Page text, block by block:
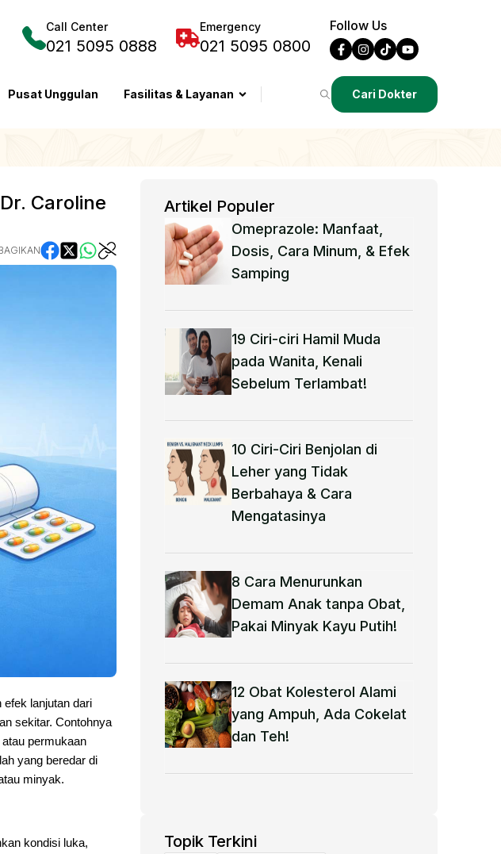
Call Center
021 5095 0888
Emergency
021 5095 0800
Follow Us
Pusat Unggulan Fasilitas & Layanan Cari Dokter
Caroline
efek lanjutan dari
sekitar. Contohnya
permukaan
yang beredar di
minyak.
kondisi luka,
Artikel Populer
Omeprazole: Manfaat,
Dosis, Cara Minum, & Efek
Samping
19 Ciri-ciri Hamil Muda
pada Wanita, Kenali
Sebelum Terlambat!
10 Ciri-Ciri Benjolan di
Leher yang Tidak
Berbahaya & Cara
Mengatasinya
8 Cara Menurunkan
Demam Anak tanpa Obat​,
Pakai Minyak Kayu Putih!
12 Obat Kolesterol Alami
yang Ampuh, Ada Cokelat
dan Teh!
Topik Terkini